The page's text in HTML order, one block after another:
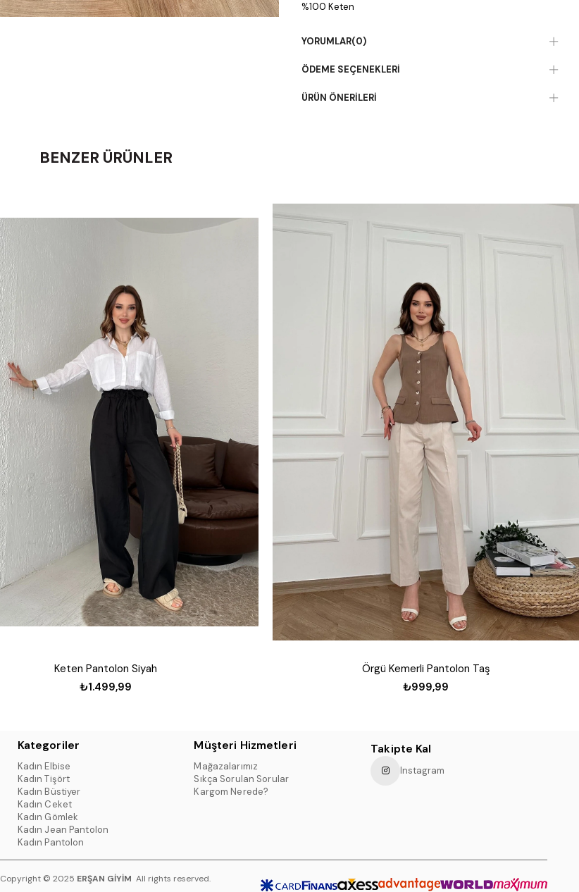
%100 Keten
YORUMLAR(0)
ÖDEME SEÇENEKLERI
ÜRÜN ÖNERILERI
BENZER ÜRÜNLER
Keten Pantolon Siyah
₺1.499,99
Örgü Kemerli Pantolon Taş
₺999,99
Kategoriler
Kadın Elbise
Kadın Tişört
Kadın Büstiyer
Kadın Ceket
Kadın Gömlek
Kadın Jean Pantolon
Kadın Pantolon
Müşteri Hizmetleri
Mağazalarımız
Sıkça Sorulan Sorular
Kargom Nerede?
Takipte Kal
Instagram
Copyright © 2025 ERŞAN GİYİM All rights reserved.